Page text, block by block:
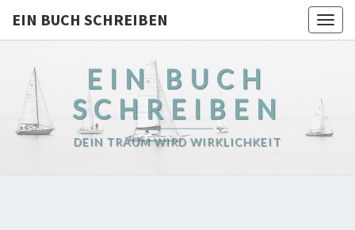
EIN BUCH SCHREIBEN
EIN BUCH
SCHREIBEN
DEIN TRAUM WIRD WIRKLICHKEIT